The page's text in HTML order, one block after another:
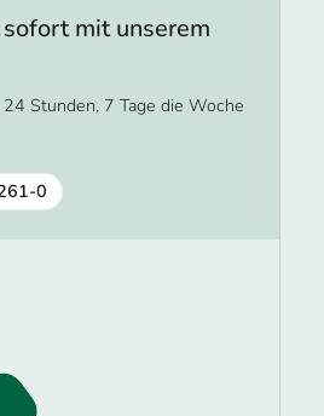
mit unserem
Stunden, 7 Tage die Woche
0